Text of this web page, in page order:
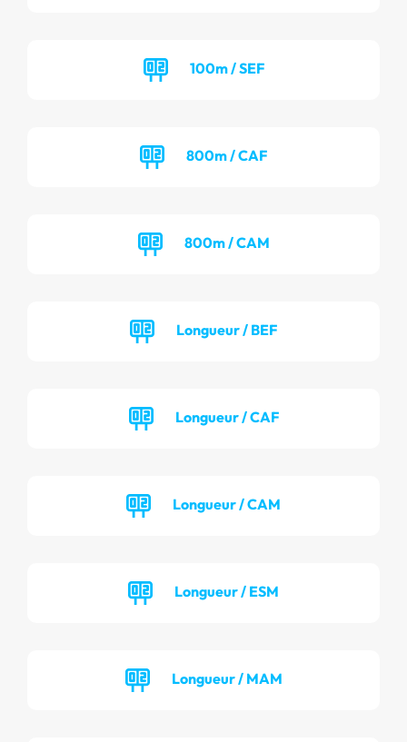
100m / SEF
800m / CAF
800m / CAM
Longueur / BEF
Longueur / CAF
Longueur / CAM
Longueur / ESM
Longueur / MAM